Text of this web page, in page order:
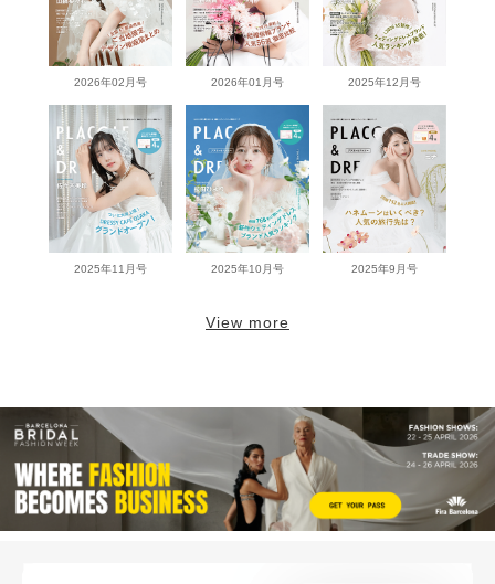
2026年02月号 2026年01月号 2025年12月号
2025年11月号 2025年10月号 2025年9月号
View more